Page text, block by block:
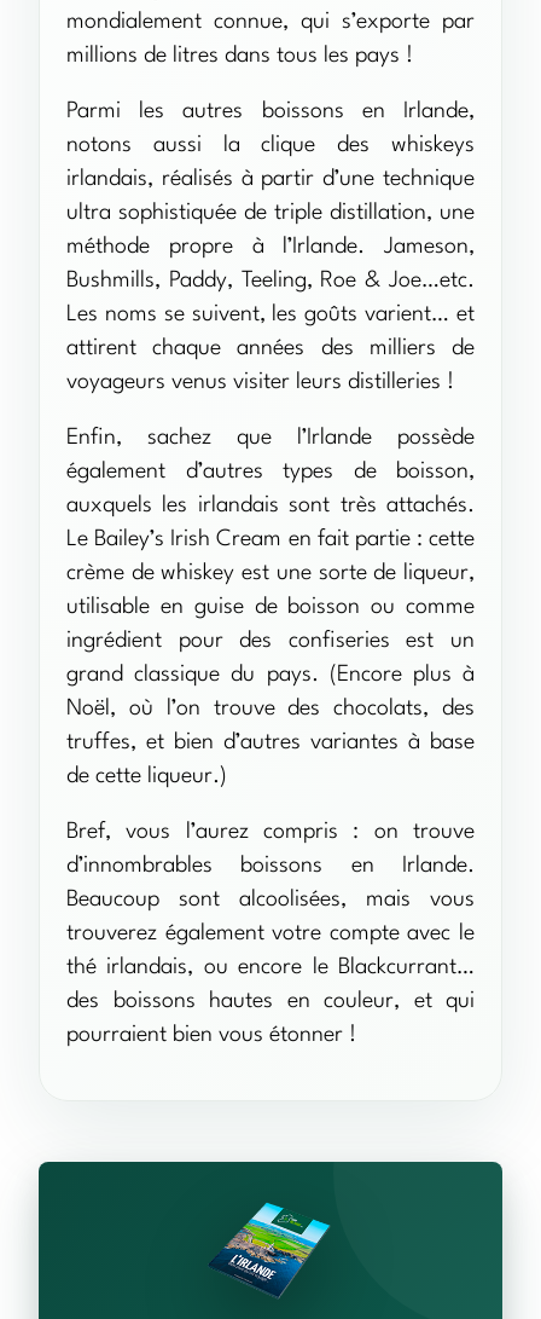
mondialement connue, qui s’exporte par
millions de litres dans tous les pays !
Parmi les autres boissons en Irlande,
notons aussi la clique des whiskeys
irlandais, réalisés à partir d’une technique
ultra sophistiquée de triple distillation, une
méthode propre à l’Irlande. Jameson,
Bushmills, Paddy, Teeling, Roe & Joe…etc.
Les noms se suivent, les goûts varient… et
attirent chaque années des milliers de
voyageurs venus visiter leurs distilleries !
Enfin, sachez que l’Irlande possède
également d’autres types de boisson,
auxquels les irlandais sont très attachés.
Le Bailey’s Irish Cream en fait partie : cette
crème de whiskey est une sorte de liqueur,
utilisable en guise de boisson ou comme
ingrédient pour des confiseries est un
grand classique du pays. (Encore plus à
Noël, où l’on trouve des chocolats, des
truffes, et bien d’autres variantes à base
de cette liqueur.)
Bref, vous l’aurez compris : on trouve
d’innombrables boissons en Irlande.
Beaucoup sont alcoolisées, mais vous
trouverez également votre compte avec le
thé irlandais, ou encore le Blackcurrant…
des boissons hautes en couleur, et qui
pourraient bien vous étonner !